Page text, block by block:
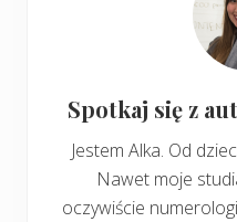
Spotkaj się z
Jestem Alka. Od
Nawet moje
oczywiście